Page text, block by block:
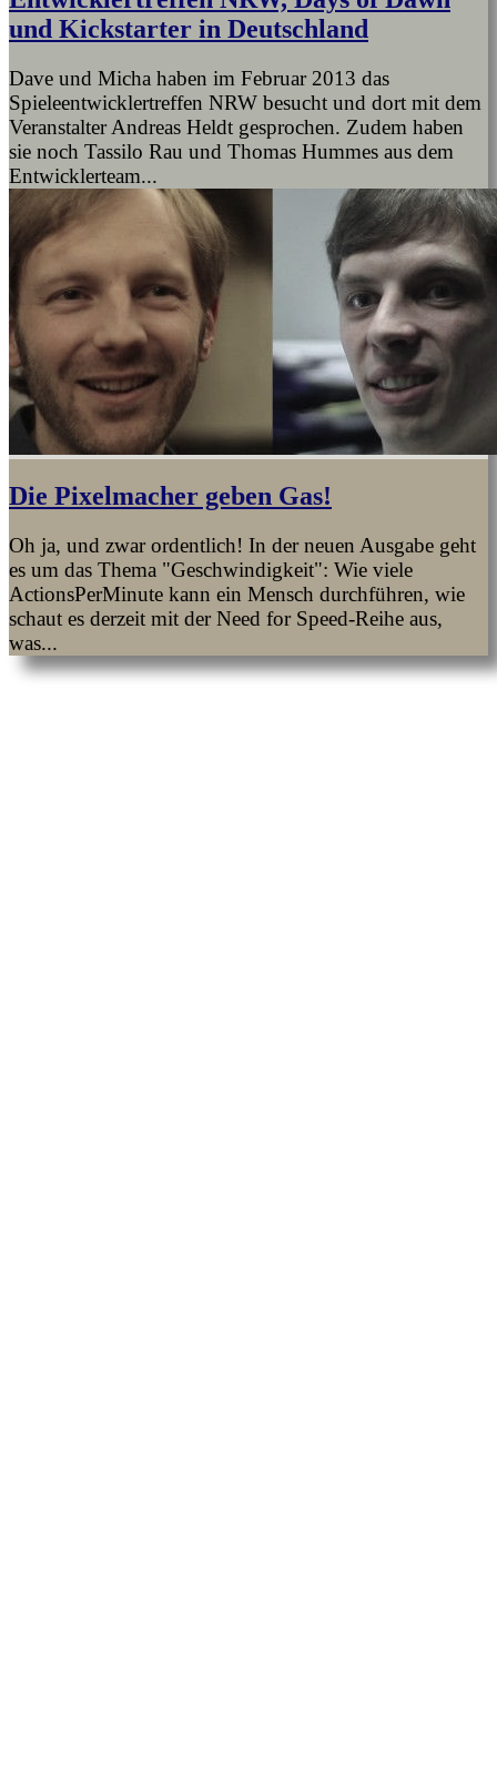
und Kickstarter in Deutschland
Dave und Micha haben im Februar 2013 das
Spieleentwicklertreffen NRW besucht und dort mit dem
Veranstalter Andreas Heldt gesprochen. Zudem haben
sie noch Tassilo Rau und Thomas Hummes aus dem
Entwicklerteam...
Die Pixelmacher geben Gas!
Oh ja, und zwar ordentlich! In der neuen Ausgabe geht
es um das Thema "Geschwindigkeit": Wie viele
ActionsPerMinute kann ein Mensch durchführen, wie
schaut es derzeit mit der Need for Speed-Reihe aus,
was...